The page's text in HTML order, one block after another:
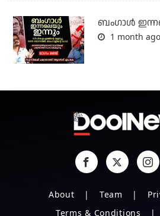
ബംഗാള്‍
1 month ago
About Team
Terms & Conditions